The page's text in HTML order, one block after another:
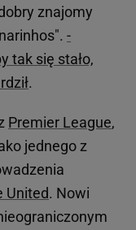
znajomy
-
tak się stało,
.
Premier League,
jednego z
United. Nowi